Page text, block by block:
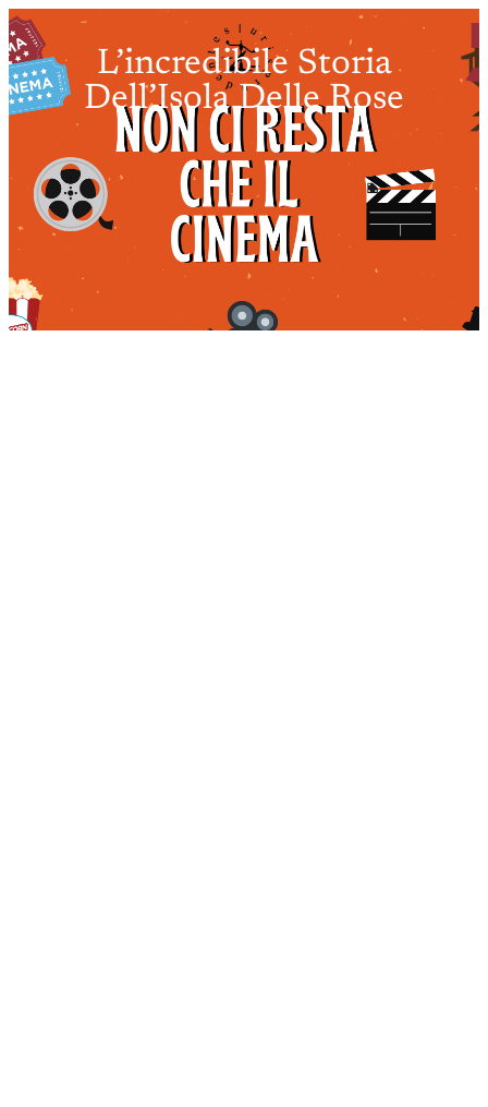
L’incredibile Storia
Dell’Isola Delle Rose